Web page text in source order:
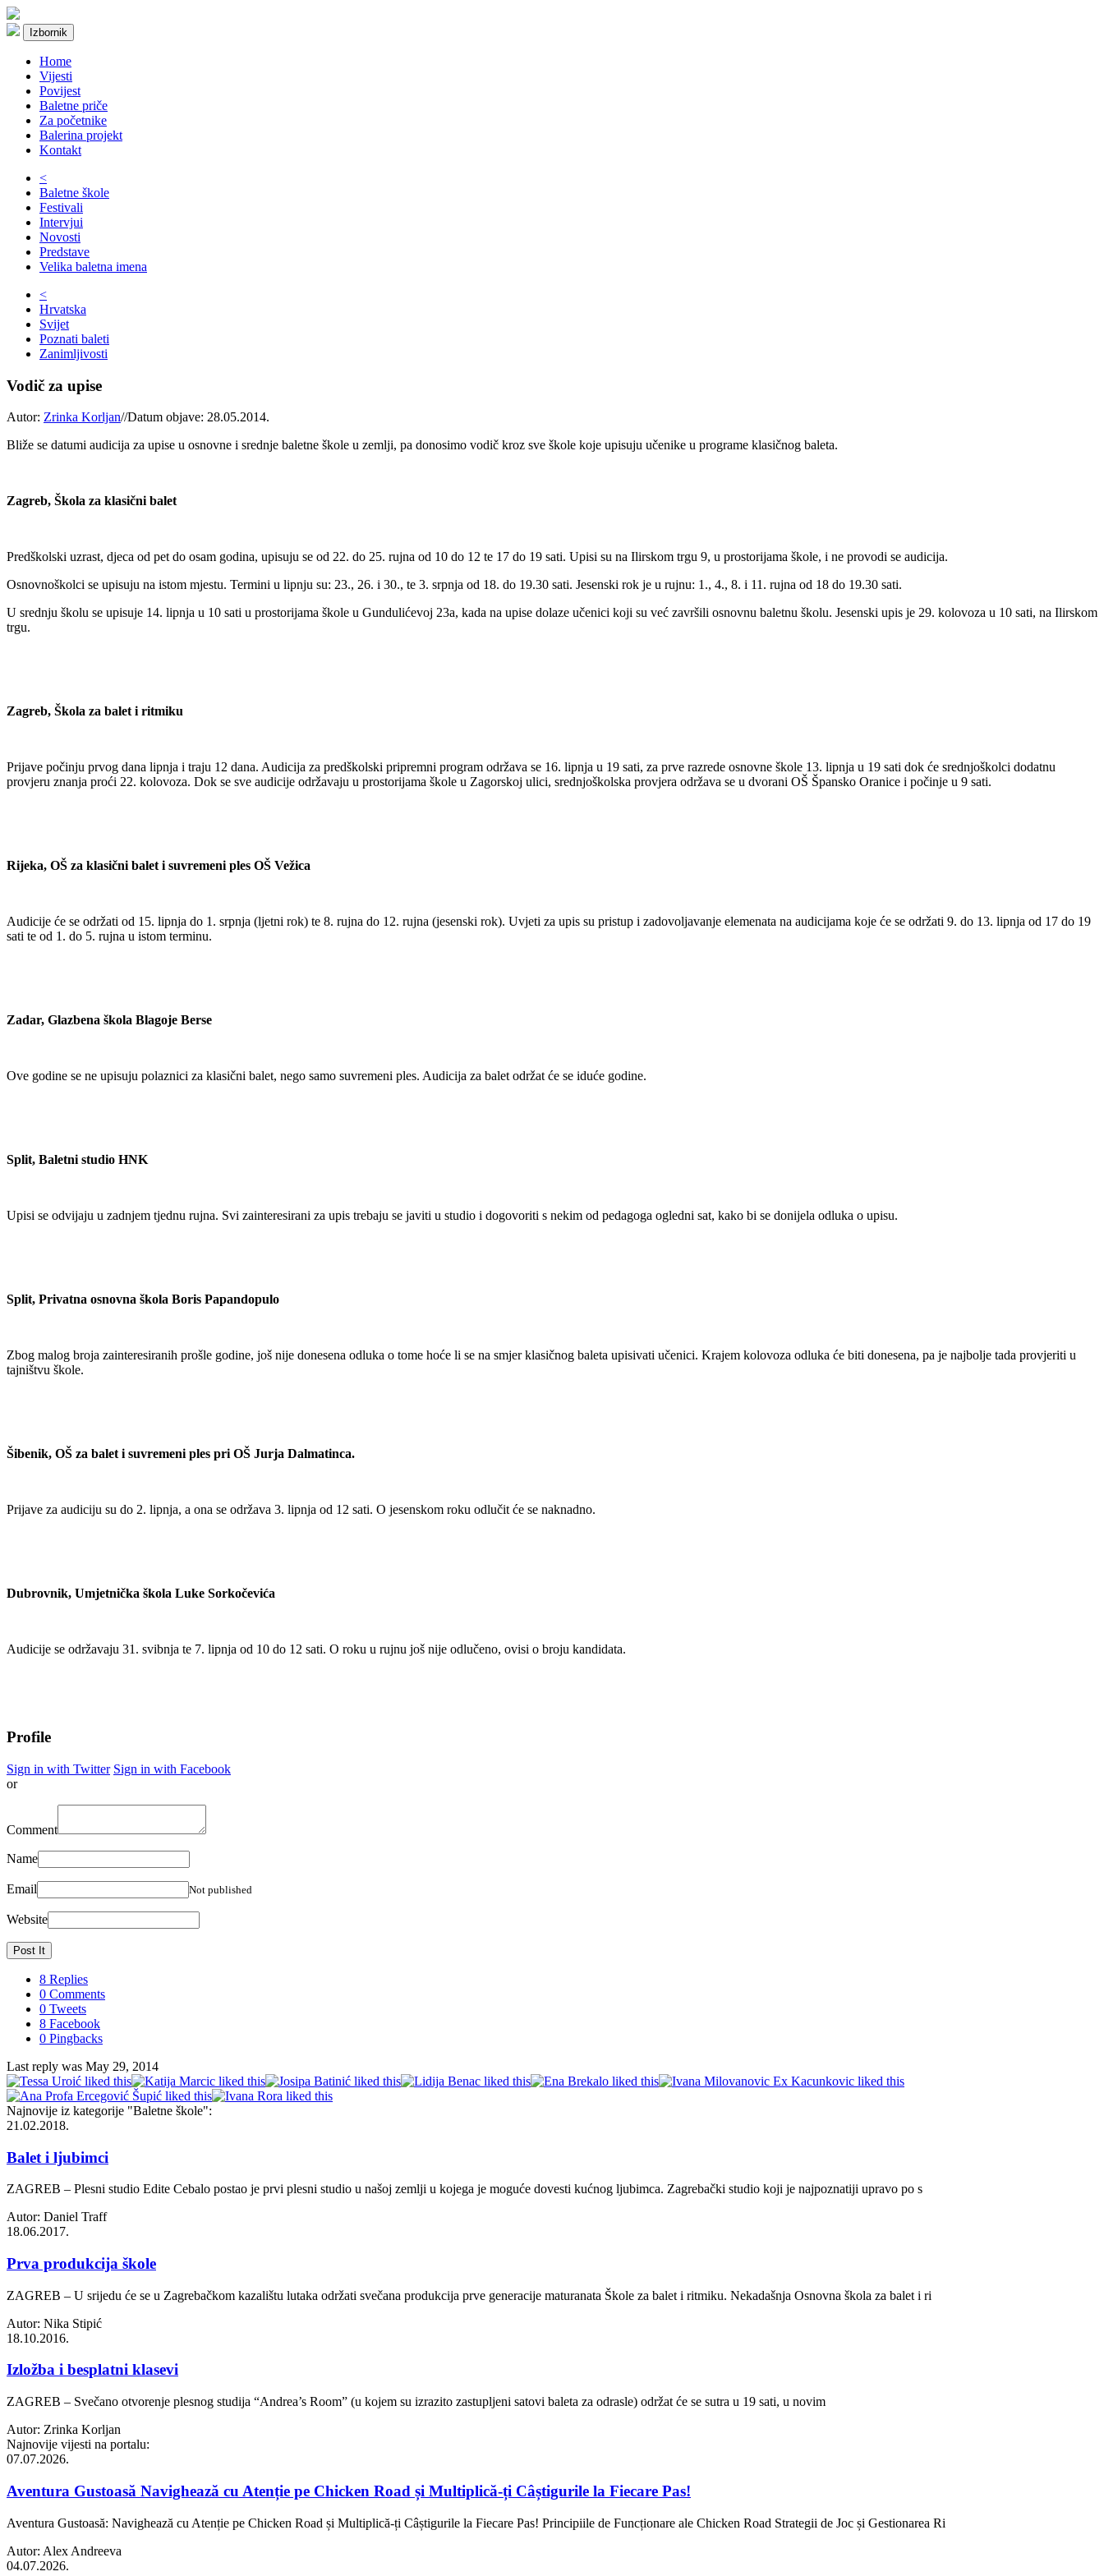
Izbornik
Home
Vijesti
Povijest
Baletne priče
Za početnike
Balerina projekt
Kontakt
<
Baletne škole
Festivali
Intervjui
Novosti
Predstave
Velika baletna imena
<
Hrvatska
Svijet
Poznati baleti
Zanimljivosti
Vodič za upise
Autor: Zrinka Korljan//Datum objave: 28.05.2014.
Bliže se datumi audicija za upise u osnovne i srednje baletne škole u zemlji, pa donosimo vodič kroz sve škole koje upisuju učenike u programe klasičnog baleta.
Zagreb, Škola za klasični balet
Predškolski uzrast, djeca od pet do osam godina, upisuju se od 22. do 25. rujna od 10 do 12 te 17 do 19 sati. Upisi su na Ilirskom trgu 9, u prostorijama škole, i ne provodi se audicija.
Osnovnoškolci se upisuju na istom mjestu. Termini u lipnju su: 23., 26. i 30., te 3. srpnja od 18. do 19.30 sati. Jesenski rok je u rujnu: 1., 4., 8. i 11. rujna od 18 do 19.30 sati.
U srednju školu se upisuje 14. lipnja u 10 sati u prostorijama škole u Gundulićevoj 23a, kada na upise dolaze učenici koji su već završili osnovnu baletnu školu. Jesenski upis je 29. kolovoza u 10 sati, na Ilirskom
trgu.
Zagreb, Škola za balet i ritmiku
Prijave počinju prvog dana lipnja i traju 12 dana. Audicija za predškolski pripremni program održava se 16. lipnja u 19 sati, za prve razrede osnovne škole 13. lipnja u 19 sati dok će srednjoškolci dodatnu
provjeru znanja proći 22. kolovoza. Dok se sve audicije održavaju u prostorijama škole u Zagorskoj ulici, srednjoškolska provjera održava se u dvorani OŠ Špansko Oranice i počinje u 9 sati.
Rijeka, OŠ za klasični balet i suvremeni ples OŠ Vežica
Audicije će se održati od 15. lipnja do 1. srpnja (ljetni rok) te 8. rujna do 12. rujna (jesenski rok). Uvjeti za upis su pristup i zadovoljavanje elemenata na audicijama koje će se održati 9. do 13. lipnja od 17 do 19
sati te od 1. do 5. rujna u istom terminu.
Zadar, Glazbena škola Blagoje Berse
Ove godine se ne upisuju polaznici za klasični balet, nego samo suvremeni ples. Audicija za balet održat će se iduće godine.
Split, Baletni studio HNK
Upisi se odvijaju u zadnjem tjednu rujna. Svi zainteresirani za upis trebaju se javiti u studio i dogovoriti s nekim od pedagoga ogledni sat, kako bi se donijela odluka o upisu.
Split, Privatna osnovna škola Boris Papandopulo
Zbog malog broja zainteresiranih prošle godine, još nije donesena odluka o tome hoće li se na smjer klasičnog baleta upisivati učenici. Krajem kolovoza odluka će biti donesena, pa je najbolje tada provjeriti u
tajništvu škole.
Šibenik, OŠ za balet i suvremeni ples pri OŠ Jurja Dalmatinca.
Prijave za audiciju su do 2. lipnja, a ona se održava 3. lipnja od 12 sati. O jesenskom roku odlučit će se naknadno.
Dubrovnik, Umjetnička škola Luke Sorkočevića
Audicije se održavaju 31. svibnja te 7. lipnja od 10 do 12 sati. O roku u rujnu još nije odlučeno, ovisi o broju kandidata.
Profile
Sign in with Twitter Sign in with Facebook
or
Comment
Name
Email Not published
Website
8 Replies
0 Comments
0 Tweets
8 Facebook
0 Pingbacks
Last reply was May 29, 2014
Najnovije iz kategorije "Baletne škole":
21.02.2018.
Balet i ljubimci
ZAGREB – Plesni studio Edite Cebalo postao je prvi plesni studio u našoj zemlji u kojega je moguće dovesti kućnog ljubimca. Zagrebački studio koji je najpoznatiji upravo po s
Autor: Daniel Traff
18.06.2017.
Prva produkcija škole
ZAGREB – U srijedu će se u Zagrebačkom kazalištu lutaka održati svečana produkcija prve generacije maturanata Škole za balet i ritmiku. Nekadašnja Osnovna škola za balet i ri
Autor: Nika Stipić
18.10.2016.
Izložba i besplatni klasevi
ZAGREB – Svečano otvorenje plesnog studija “Andrea’s Room” (u kojem su izrazito zastupljeni satovi baleta za odrasle) održat će se sutra u 19 sati, u novim
Autor: Zrinka Korljan
Najnovije vijesti na portalu:
07.07.2026.
Aventura Gustoasă Navighează cu Atenție pe Chicken Road și Multiplică-ți Câștigurile la Fiecare Pas!
Aventura Gustoasă: Navighează cu Atenție pe Chicken Road și Multiplică-ți Câștigurile la Fiecare Pas! Principiile de Funcționare ale Chicken Road Strategii de Joc și Gestionarea Ri
Autor: Alex Andreeva
04.07.2026.